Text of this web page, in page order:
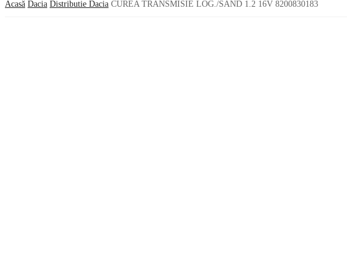
Acasă Dacia Distributie Dacia CUREA TRANSMISIE LOG./SAND 1.2 16V 8200830183